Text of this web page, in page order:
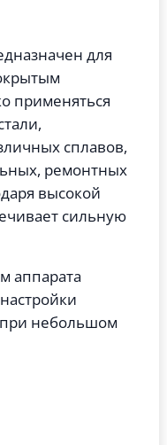
для
применяться
сплавов,
ремонтных
высокой
сильную
аппарата
небольшом